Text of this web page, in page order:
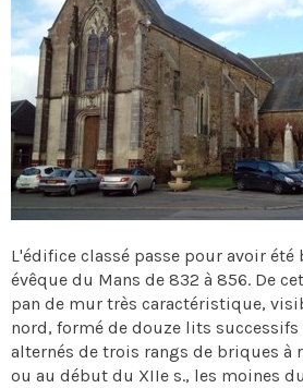
L'édifice classé passe pour avoir
évêque du Mans de 832 à 856. De
pan de mur très caractéristique,
nord, formé de douze lits
alternés de trois rangs de briques à
ou au début du XIIe s., les moines